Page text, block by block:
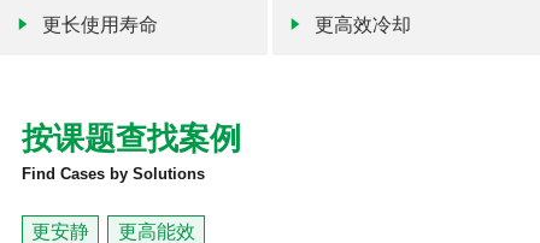
更长使用寿命 更高效冷却
按课题查找案例
Find Cases by Solutions
更安静 更高能效